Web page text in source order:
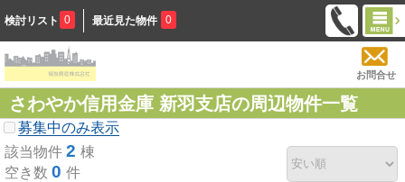
検討リスト 0 最近見た物件 0
お問合せ
さわやか信用金庫 新羽支店の周辺物件一覧
募集中のみ表示
該当物件 2 棟
空き数 0 件